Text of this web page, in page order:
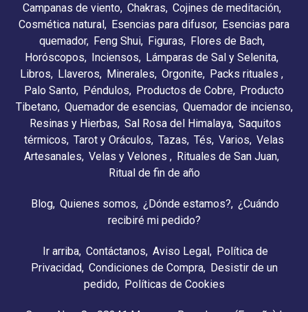
Campanas de viento Chakras Cojines de meditación
Cosmética natural Esencias para difusor Esencias para
quemador
Feng Shui Figuras
Flores de Bach
Horóscopos
Inciensos
Lámparas de Sal y Selenita
Libros
Llaveros Minerales Orgonite Packs rituales
Palo Santo Péndulos Productos de Cobre Producto
Tibetano Quemador de esencias Quemador de incienso
Resinas y Hierbas Sal Rosa del Himalaya Saquitos
térmicos Tarot y Oráculos Tazas Tés Varios Velas
Artesanales Velas y Velones
Rituales de San Juan
Ritual de fin de año
Blog Quienes somos ¿Dónde estamos?
¿Cuándo
recibiré mi pedido?
Ir arriba Contáctanos Aviso Legal
Política de
Privacidad Condiciones de Compra
Desistir de un
pedido
Políticas de Cookies